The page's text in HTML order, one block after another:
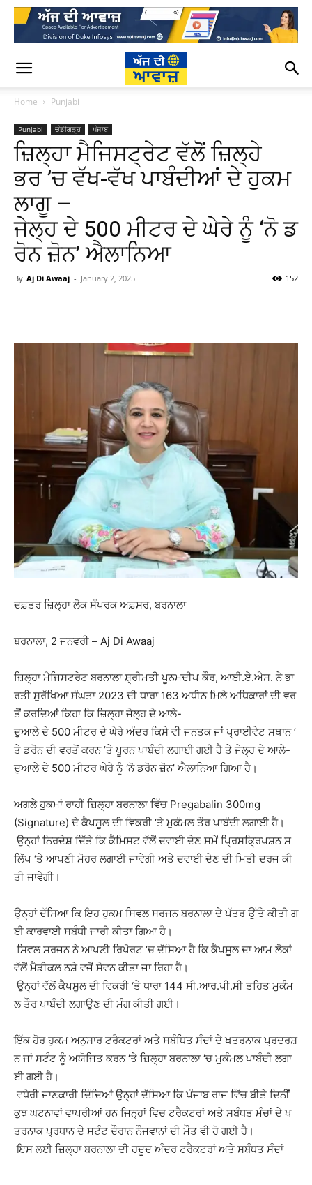
Home Punjabi
Punjabi ਚੰਡੀਗੜ੍ਹ ਪੰਜਾਬ
ਜ਼ਿਲ੍ਹਾ ਮੈਜਿਸਟ੍ਰੇਟ ਵੱਲੋਂ ਜ਼ਿਲ੍ਹੇ
ਭਰ ’ਚ ਵੱਖ-ਵੱਖ ਪਾਬੰਦੀਆਂ ਦੇ ਹੁਕਮ
ਲਾਗੂ –
ਜੇਲ੍ਹ ਦੇ 500 ਮੀਟਰ ਦੇ ਘੇਰੇ ਨੂੰ ‘ਨੋ ਡ
ਰੋਨ ਜ਼ੋਨ’ ਐਲਾਨਿਆ
By Aj Di Awaaj - January 2, 2025 152
ਦਫ਼ਤਰ ਜ਼ਿਲ੍ਹਾ ਲੋਕ ਸੰਪਰਕ ਅਫ਼ਸਰ, ਬਰਨਾਲਾ
ਬਰਨਾਲਾ, 2 ਜਨਵਰੀ – Aj Di Awaaj
ਜ਼ਿਲ੍ਹਾ ਮੈਜਿਸਟਰੇਟ ਬਰਨਾਲਾ ਸ਼੍ਰੀਮਤੀ ਪੂਨਮਦੀਪ ਕੌਰ, ਆਈ.ਏ.ਐਸ. ਨੇ ਭਾ
ਰਤੀ ਸੁਰੱਖਿਆ ਸੰਘਤਾ 2023 ਦੀ ਧਾਰਾ 163 ਅਧੀਨ ਮਿਲੇ ਅਧਿਕਾਰਾਂ ਦੀ ਵਰ
ਤੋਂ ਕਰਦਿਆਂ ਕਿਹਾ ਕਿ ਜ਼ਿਲ੍ਹਾ ਜੇਲ੍ਹ ਦੇ ਆਲੇ-
ਦੁਆਲੇ ਦੇ 500 ਮੀਟਰ ਦੇ ਘੇਰੇ ਅੰਦਰ ਕਿਸੇ ਵੀ ਜਨਤਕ ਜਾਂ ਪ੍ਰਾਈਵੇਟ ਸਥਾਨ ’
ਤੇ ਡਰੋਨ ਦੀ ਵਰਤੋਂ ਕਰਨ ’ਤੇ ਪੂਰਨ ਪਾਬੰਦੀ ਲਗਾਈ ਗਈ ਹੈ ਤੇ ਜੇਲ੍ਹ ਦੇ ਆਲੇ-
ਦੁਆਲੇ ਦੇ 500 ਮੀਟਰ ਘੇਰੇ ਨੂੰ ‘ਨੋ ਡਰੋਨ ਜ਼ੋਨ’ ਐਲਾਨਿਆ ਗਿਆ ਹੈ।
ਅਗਲੇ ਹੁਕਮਾਂ ਰਾਹੀਂ ਜ਼ਿਲ੍ਹਾ ਬਰਨਾਲਾ ਵਿੱਚ Pregabalin 300mg
(Signature) ਦੇ ਕੈਪਸੂਲ ਦੀ ਵਿਕਰੀ ‘ਤੇ ਮੁਕੰਮਲ ਤੌਰ ਪਾਬੰਦੀ ਲਗਾਈ ਹੈ।
ਉਨ੍ਹਾਂ ਨਿਰਦੇਸ਼ ਦਿੱਤੇ ਕਿ ਕੈਮਿਸਟ ਵੱਲੋਂ ਦਵਾਈ ਦੇਣ ਸਮੇਂ ਪ੍ਰਿਸਕ੍ਰਿਪਸ਼ਨ ਸ
ਲਿੱਪ ‘ਤੇ ਆਪਣੀ ਮੋਹਰ ਲਗਾਈ ਜਾਵੇਗੀ ਅਤੇ ਦਵਾਈ ਦੇਣ ਦੀ ਮਿਤੀ ਦਰਜ ਕੀ
ਤੀ ਜਾਵੇਗੀ।
ਉਨ੍ਹਾਂ ਦੱਸਿਆ ਕਿ ਇਹ ਹੁਕਮ ਸਿਵਲ ਸਰਜਨ ਬਰਨਾਲਾ ਦੇ ਪੱਤਰ ਉੱਤੇ ਕੀਤੀ ਗ
ਈ ਕਾਰਵਾਈ ਸਬੰਧੀ ਜਾਰੀ ਕੀਤਾ ਗਿਆ ਹੈ।
ਸਿਵਲ ਸਰਜਨ ਨੇ ਆਪਣੀ ਰਿਪੋਰਟ ‘ਚ ਦੱਸਿਆ ਹੈ ਕਿ ਕੈਪਸੂਲ ਦਾ ਆਮ ਲੋਕਾਂ
ਵੱਲੋਂ ਮੈਡੀਕਲ ਨਸ਼ੇ ਵਜੋਂ ਸੇਵਨ ਕੀਤਾ ਜਾ ਰਿਹਾ ਹੈ।
ਉਨ੍ਹਾਂ ਵੱਲੋਂ ਕੈਪਸੂਲ ਦੀ ਵਿਕਰੀ ‘ਤੇ ਧਾਰਾ 144 ਸੀ.ਆਰ.ਪੀ.ਸੀ ਤਹਿਤ ਮੁਕੰਮ
ਲ ਤੌਰ ਪਾਬੰਦੀ ਲਗਾਉਣ ਦੀ ਮੰਗ ਕੀਤੀ ਗਈ।
ਇੱਕ ਹੋਰ ਹੁਕਮ ਅਨੁਸਾਰ ਟਰੈਕਟਰਾਂ ਅਤੇ ਸਬੰਧਿਤ ਸੰਦਾਂ ਦੇ ਖਤਰਨਾਕ ਪ੍ਰਦਰਸ਼
ਨ ਜਾਂ ਸਟੰਟ ਨੂੰ ਅਯੋਜਿਤ ਕਰਨ ‘ਤੇ ਜ਼ਿਲ੍ਹਾ ਬਰਨਾਲਾ ‘ਚ ਮੁਕੰਮਲ ਪਾਬੰਦੀ ਲਗਾ
ਈ ਗਈ ਹੈ।
ਵਧੇਰੀ ਜਾਣਕਾਰੀ ਦਿੰਦਿਆਂ ਉਨ੍ਹਾਂ ਦੱਸਿਆ ਕਿ ਪੰਜਾਬ ਰਾਜ ਵਿੱਚ ਬੀਤੇ ਦਿਨੀਂ
ਕੁਝ ਘਟਨਾਵਾਂ ਵਾਪਰੀਆਂ ਹਨ ਜਿਨ੍ਹਾਂ ਵਿਚ ਟਰੈਕਟਰਾਂ ਅਤੇ ਸਬੰਧਤ ਮੰਚਾਂ ਦੇ ਖ
ਤਰਨਾਕ ਪ੍ਰਧਾਨ ਦੇ ਸਟੰਟ ਦੌਰਾਨ ਨੌਜਵਾਨਾਂ ਦੀ ਮੌਤ ਵੀ ਹੋ ਗਈ ਹੈ।
ਇਸ ਲਈ ਜ਼ਿਲ੍ਹਾ ਬਰਨਾਲਾ ਦੀ ਹਦੂਦ ਅੰਦਰ ਟਰੈਕਟਰਾਂ ਅਤੇ ਸਬੰਧਤ ਸੰਦਾਂ